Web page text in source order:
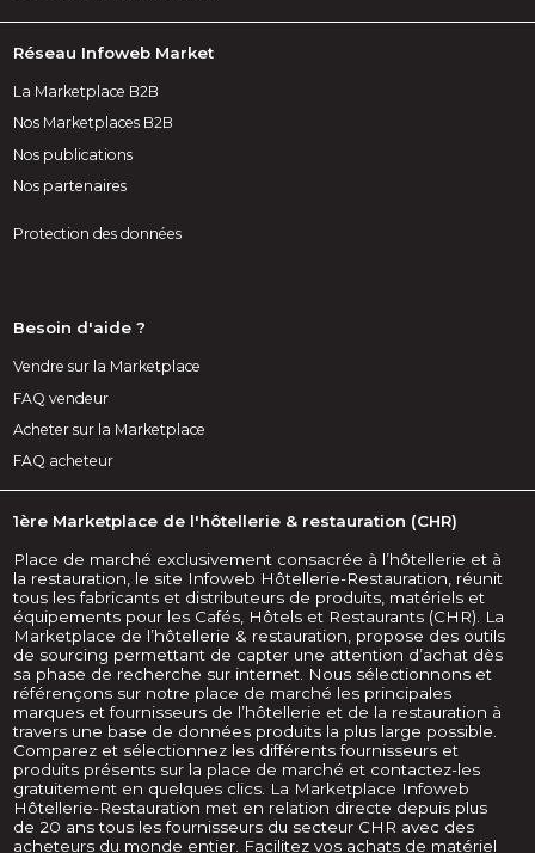
Réseau Infoweb Market
La Marketplace B2B
Nos Marketplaces B2B
Nos publications
Nos partenaires
Protection des données
Besoin d'aide ?
Vendre sur la Marketplace
FAQ vendeur
Acheter sur la Marketplace
FAQ acheteur
1ère Marketplace de l'hôtellerie & restauration (CHR)
Place de marché exclusivement consacrée à l’hôtellerie et à
la restauration, le site Infoweb Hôtellerie-Restauration, réunit
tous les fabricants et distributeurs de produits, matériels et
équipements pour les Cafés, Hôtels et Restaurants (CHR). La
Marketplace de l’hôtellerie & restauration, propose des outils
de sourcing permettant de capter une attention d’achat dès
sa phase de recherche sur internet. Nous sélectionnons et
référençons sur notre place de marché les principales
marques et fournisseurs de l’hôtellerie et de la restauration à
travers une base de données produits la plus large possible.
Comparez et sélectionnez les différents fournisseurs et
produits présents sur la place de marché et contactez-les
gratuitement en quelques clics. La Marketplace Infoweb
Hôtellerie-Restauration met en relation directe depuis plus
de 20 ans tous les fournisseurs du secteur CHR avec des
acheteurs du monde entier. Facilitez vos achats de matériel